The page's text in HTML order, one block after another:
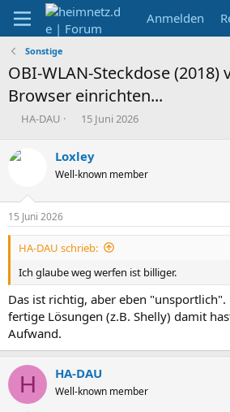
Anmelden
Sonstige
OBI-WLAN-Steckdose (2018)
Browser einrichten...
E
t
l
e
r
HA-DAU
E
t
e
l
a
m
15 Juni 2026
Loxley
Well-known member
15 Juni 2026
HA-DAU schrieb:
Ich glaube weg werfen ist billiger.
Das ist richtig, aber eben "unsportlich".
fertige Lösungen (z.B. Shelly) damit
Aufwand.
H HA-DAU
Well-known member